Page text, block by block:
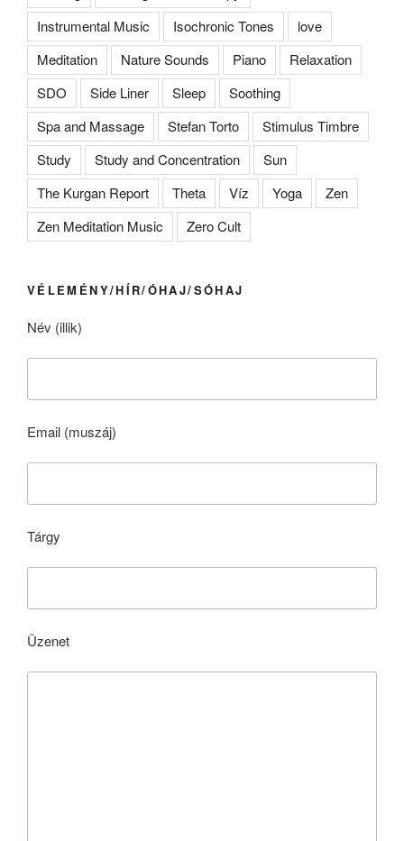
Instrumental Music
Isochronic Tones
love
Meditation
Nature Sounds Piano
Relaxation
SDO
Side Liner Sleep
Soothing
Spa and Massage
Stefan Torto
Stimulus Timbre
Study
Study and Concentration
Sun
The Kurgan Report
Theta Víz Yoga
Zen
Zen Meditation Music
Zero Cult
VÉLEMÉNY/HÍR/ÓHAJ/SÓHAJ
Név (illik)
Email (muszáj)
Tárgy
Üzenet